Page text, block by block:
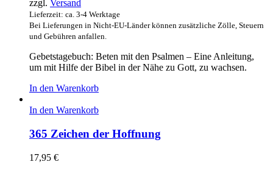
zzgl. Versand
Lieferzeit: ca. 3-4 Werktage
Bei Lieferungen in Nicht-EU-Länder können zusätzliche Zölle, Steuern
und Gebühren anfallen.
Gebetstagebuch: Beten mit den Psalmen – Eine Anleitung,
um mit Hilfe der Bibel in der Nähe zu Gott, zu wachsen.
In den Warenkorb
In den Warenkorb
365 Zeichen der Hoffnung
17,95 €